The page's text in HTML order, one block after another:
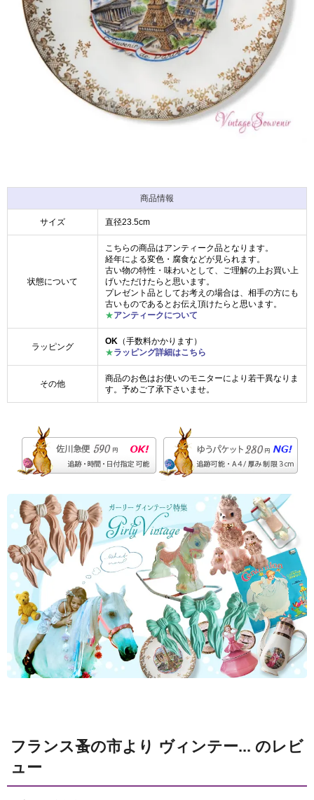
商品情報
サイズ 直径23.5cm
状態について
こちらの商品はアンティーク品となります。
経年による変色・腐食などが見られます。
古い物の特性・味わいとして、ご理解の上お買い上
げいただけたらと思います。
プレゼント品としてお考えの場合は、相手の方にも
古いものであるとお伝え頂けたらと思います。
★アンティークについて
ラッピング
OK （手数料かかります）
★ラッピング詳細はこちら
その他
商品のお色はお使いのモニターにより若干異なりま
す。予めご了承下さいませ。
フランス蚤の市より ヴィンテー... のレビ
ュー